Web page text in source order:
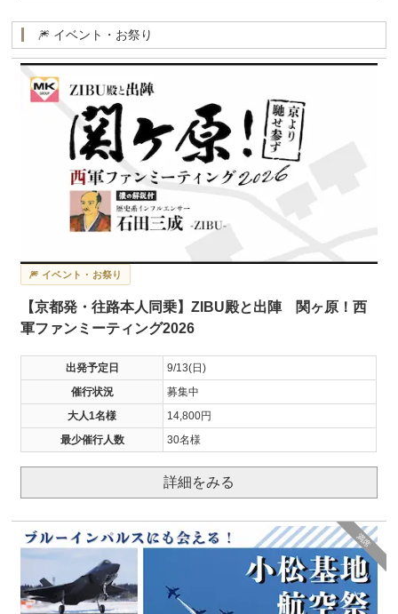
🎆 イベント・お祭り
🎆 イベント・お祭り
【京都発・往路本人同乗】ZIBU殿と出陣 関ヶ原！西
軍ファンミーティング2026
出発予定日
9/13(日)
催行状況
募集中
大人1名様
14,800円
最少催行人数
30名様
詳細をみる
満席